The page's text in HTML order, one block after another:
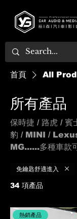
首頁 All
所有產品
保時捷 / 路虎 / 賓
豹 / MINI / Lexus / 賓利 / 勞斯萊斯 /
MG......多種車款
免鑰匙舒適進入
34 項產品
熱銷產品